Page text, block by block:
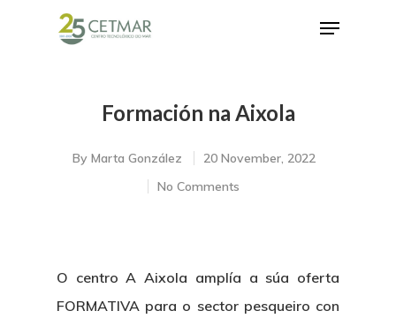
Hit enter to search or ESC to close
Formación na Aixola
By Marta González
20 November, 2022
No Comments
O centro A Aixola amplía a súa oferta
FORMATIVA para o sector pesqueiro con